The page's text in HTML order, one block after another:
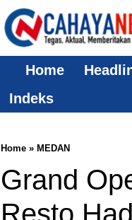
Home
Indeks
Home » MEDAN
Grand
Resto